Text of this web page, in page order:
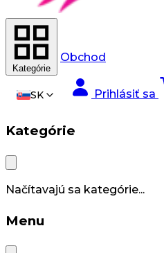
Kategórie
Obchod
SK Prihlásiť sa
Kategórie
Načítavajú sa kategórie...
Menu